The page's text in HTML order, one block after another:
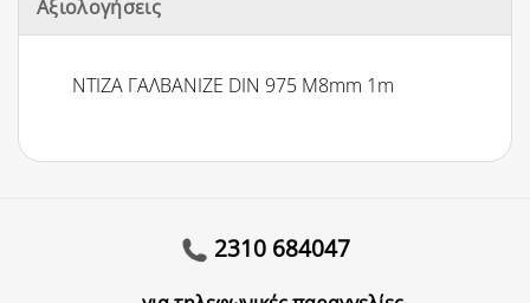
Αξιολογήσεις
ΝΤΙΖΑ ΓΑΛΒΑΝΙΖΕ DIN 975 Μ8mm 1m
2310 684047